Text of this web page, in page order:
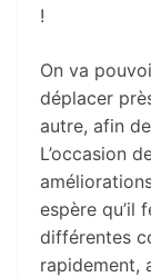
!
On va
déplacer
autre, afin
L’occasion
espère qu’il
différentes
rapidement,